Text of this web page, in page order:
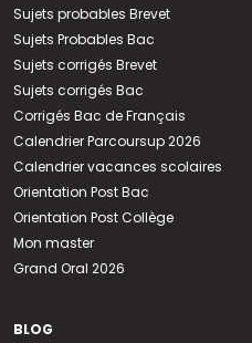
Sujets probables Brevet
Sujets Probables Bac
Sujets corrigés Brevet
Sujets corrigés Bac
Corrigés Bac de Français
Calendrier Parcoursup 2026
Calendrier vacances scolaires
Orientation Post Bac
Orientation Post Collège
Mon master
Grand Oral 2026
BLOG